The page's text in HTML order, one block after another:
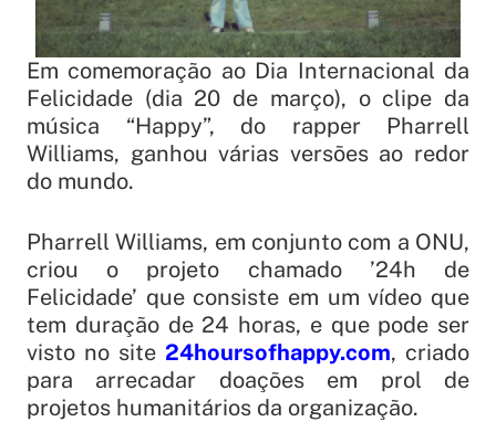
Em comemoração ao Dia Internacional da
Felicidade (dia 20 de março), o clipe da
música “Happy”, do rapper Pharrell
Williams, ganhou várias versões ao redor
do mundo.
Pharrell Williams, em conjunto com a ONU,
criou o projeto chamado ’24h de
Felicidade’ que consiste em um vídeo que
tem duração de 24 horas, e que pode ser
visto no site 24hoursofhappy.com, criado
para arrecadar doações em prol de
projetos humanitários da organização.